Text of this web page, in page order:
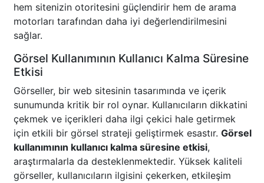
hem sitenizin otoritesini güçlendirir hem de arama
motorları tarafından daha iyi değerlendirilmesini
sağlar.
Görsel Kullanımının Kullanıcı Kalma Süresine
Etkisi
Görseller, bir web sitesinin tasarımında ve içerik
sunumunda kritik bir rol oynar. Kullanıcıların dikkatini
çekmek ve içerikleri daha ilgi çekici hale getirmek
için etkili bir görsel strateji geliştirmek esastır. Görsel
kullanımının kullanıcı kalma süresine etkisi,
araştırmalarla da desteklenmektedir. Yüksek kaliteli
görseller, kullanıcıların ilgisini çekerken, etkileşim